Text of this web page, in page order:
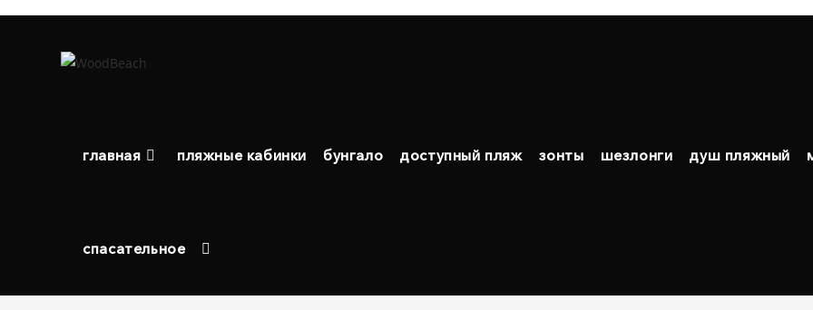
содержимому
главная пляжные кабинки бунгало доступный пляж зонты шезлонги душ пляжный
спасательное